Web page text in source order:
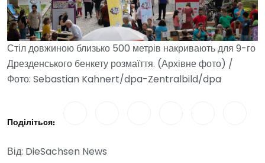
Стіл довжиною близько 500 метрів накривають для 9-го
Дрезденського бенкету розмаїття. (Архівне фото) /
Фото: Sebastian Kahnert/dpa-Zentralbild/dpa
Поділіться:
Від: DieSachsen News